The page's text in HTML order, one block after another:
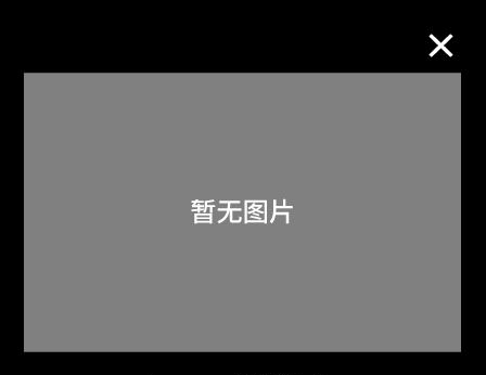
关于M+藏品